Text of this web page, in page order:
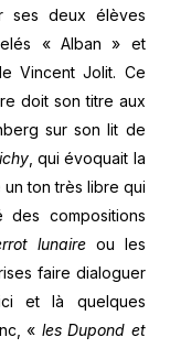
ses deux élèves
« Alban » et
Vincent Jolit. Ce
doit son titre aux
sur son lit de
, qui évoquait la
un ton très libre qui
des compositions
lunaire ou les
faire dialoguer
et là quelques
« les Dupond et